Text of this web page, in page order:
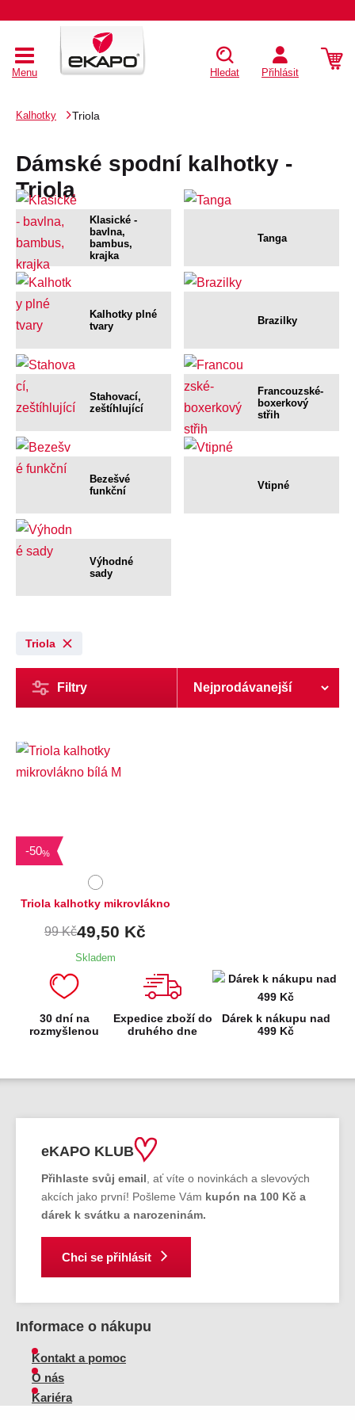
Menu Hledat Přihlásit
Kalhotky Triola
Dámské spodní kalhotky -
Triola
Klasické -
bavlna,
bambus,
krajka
Tanga
Kalhotky plné
tvary
Brazilky
Stahovací,
zeštíhlující
Francouzské-
boxerkový
střih
Bezešvé
funkční
Vtipné
Výhodné
sady
Triola
Filtry
-50%
Triola kalhotky mikrovlákno
99 Kč49,50 Kč
Skladem
30 dní na
rozmyšlenou
Expedice zboží do
druhého dne
Dárek k nákupu nad
499 Kč
eKAPO KLUB
Přihlaste svůj email, ať víte o novinkách a slevových
akcích jako první! Pošleme Vám kupón na 100 Kč a
dárek k svátku a narozeninám.
Chci se přihlásit
Informace o nákupu
Kontakt a pomoc
O nás
Kariéra